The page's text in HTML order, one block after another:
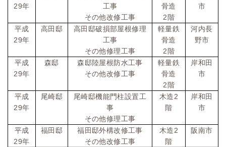
29年
工事
その他改修工事
骨造
2 階
市
平成
29年
高田邸
高田邸破損部屋根修理
工事
その他修理工事
軽量鉄
骨造
2 階
河内長
野市
平成
29年
森邸
森邸陸屋根防水工事
その他改修工事
軽量鉄
骨造
2 階
岸和田
市
平成
29年
尾崎邸
尾崎邸機能門柱設置工
事
その他修理工事
木造2
階
岸和田
市
平成
29年
福田邸
福田邸外構改修工事
その他改修工事
木造2
階
阪南市